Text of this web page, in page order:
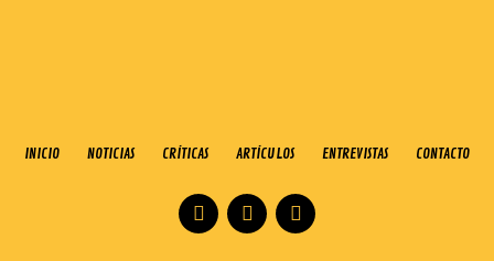
INICIO NOTICIAS CRÍTICAS ARTÍCULOS ENTREVISTAS CONTACTO